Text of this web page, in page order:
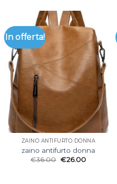
In offerta!
ZAINO ANTIFURTO DONNA
zaino antifurto donna
€36.00 €26.00